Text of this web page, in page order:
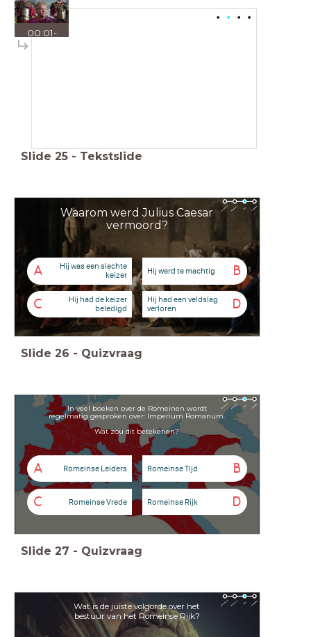
00:01-
04:26
Slide 25 - Tekstslide
Waarom werd Julius Caesar
vermoord?
A
Hij was een slechte
keizer
B
Hij werd te machtig
C
Hij had de keizer
beledigd
D
Hij had een veldslag
verloren
Slide 26 - Quizvraag
In veel boeken over de Romeinen wordt
regelmatig gesproken over: Imperium Romanum.
Wat zou dit betekenen?
A Romeinse Leiders B
Romeinse Tijd
C Romeinse Vrede D
Romeinse Rijk
Slide 27 - Quizvraag
Wat is de juiste volgorde over het
bestuur van het Romeinse Rijk?